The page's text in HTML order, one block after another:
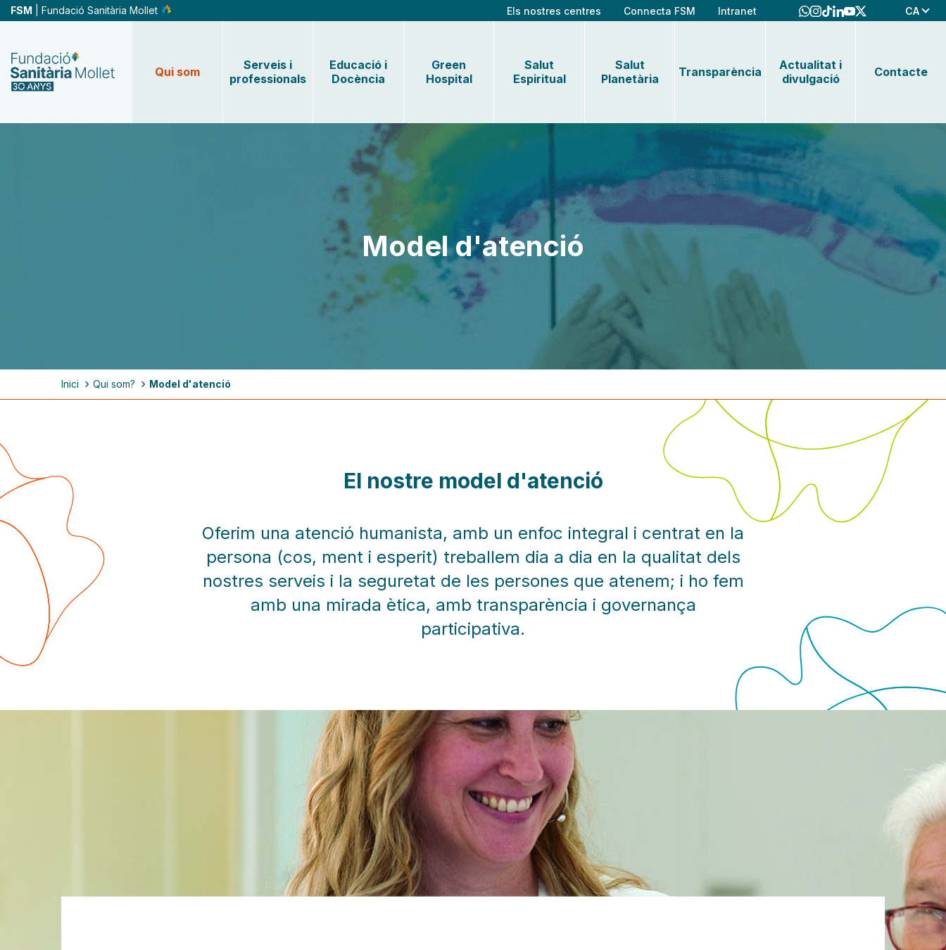
Vés
al
FSM | Fundació Sanitària Mollet Els nostres centres Connecta FSM Intranet CA
Qui som
Serveis i
professionals
Educació i
Docència
Green
Hospital
Salut
Espiritual
Salut
Planetària
Transparència
Actualitat i
divulgació
Contacte
Model d'atenció
d'ariadna
Inici Qui som? Model d'atenció
El nostre model d'atenció
Oferim una atenció humanista, amb un enfoc integral i centrat en la
persona (cos, ment i esperit) treballem dia a dia en la qualitat dels
nostres serveis i la seguretat de les persones que atenem; i ho fem
amb una mirada ètica, amb transparència i governança
participativa.